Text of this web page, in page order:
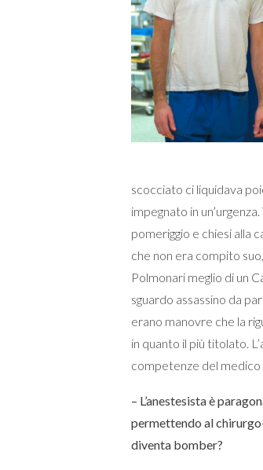
scocciato ci liquidava
impegnato in
pomeriggio e chiesi alla
che non era compito
Polmonari meglio di un
sguardo assassino da
erano manovre che la
in quanto il più titolato.
competenze del medico
– L’anestesista è
permettendo al
diventa bomber?